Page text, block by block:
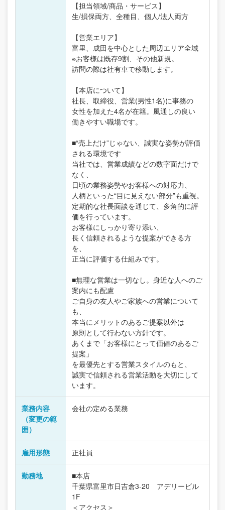
【担当領域/商品・サービス】
生/損保両方、全種目、個人/法人両方
【営業エリア】
富里、成田を中心とした周辺エリア全域
※お客様は既存9割、その他新規。
訪問の際は社有車で移動します。
【本店について】
社長、取締役、営業(男性1名)に事務の
女性を加えた4名が在籍。風通しの良い
働きやすい職場です。
■“売上だけ”じゃない、誠実な姿勢が評価
される環境です
当社では、営業成績などの数字面だけで
なく、
日頃の業務姿勢やお客様への対応力、
人柄といった“目に見えない部分”も重視。
定期的な社長面談を通じて、多角的に評
価を行っています。
お客様にしっかり寄り添い、
長く信頼されるような提案ができる方
を、
正当に評価する仕組みです。
■無理な営業は一切なし。身近な人へのご
案内にも配慮
ご自身の友人やご家族への営業について
も、
本当にメリットのあるご提案以外は
原則として行わない方針です。
あくまで「お客様にとって価値のあるご
提案」
を最優先とする営業スタイルのもと、
誠実で信頼される営業活動を大切にして
います。
業務内容
（変更の範
囲）
会社の定める業務
雇用形態 正社員
勤務地
■本店
千葉県富里市日吉倉3-20 アデリービル
1F
＜アクセス＞